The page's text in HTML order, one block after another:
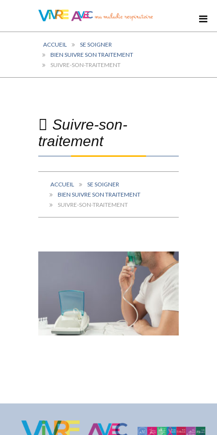
ACCUEIL
SE SOIGNER
BIEN SUIVRE SON TRAITEMENT
SUIVRE-SON-TRAITEMENT
Suivre-son-
traitement
ACCUEIL
SE SOIGNER
BIEN SUIVRE SON TRAITEMENT
SUIVRE-SON-TRAITEMENT